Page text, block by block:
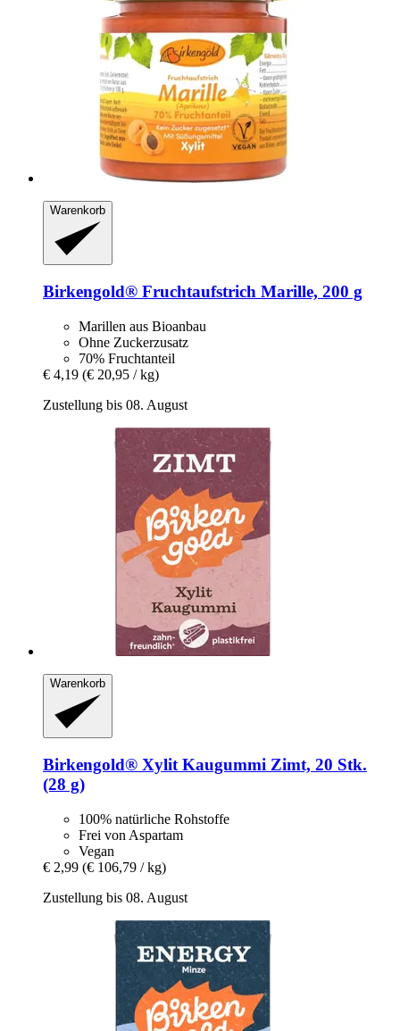
Warenkorb
Birkengold® Fruchtaufstrich Marille, 200 g
Marillen aus Bioanbau
Ohne Zuckerzusatz
70% Fruchtanteil
€ 4,19 (€ 20,95 / kg)
Zustellung bis 08. August
Warenkorb
Birkengold® Xylit Kaugummi Zimt, 20 Stk.
(28 g)
100% natürliche Rohstoffe
Frei von Aspartam
Vegan
€ 2,99 (€ 106,79 / kg)
Zustellung bis 08. August